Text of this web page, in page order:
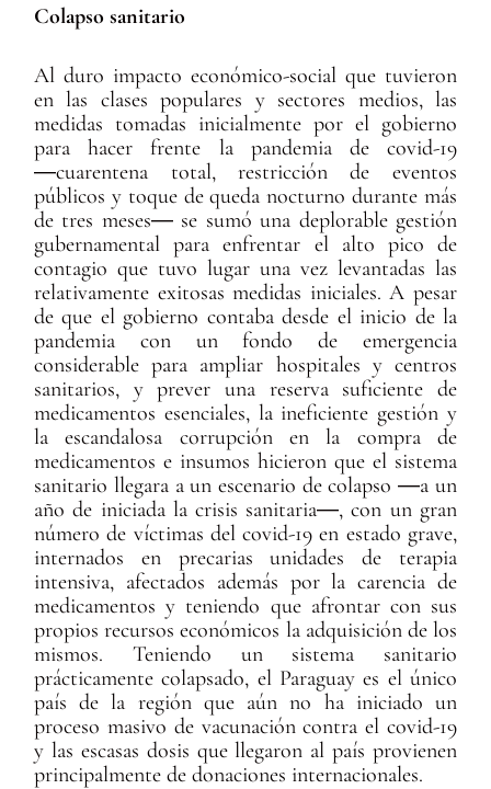
Colapso sanitario
Al duro impacto económico-social que tuvieron
en las clases populares y sectores medios, las
medidas tomadas inicialmente por el gobierno
para hacer frente la pandemia de covid-19
―cuarentena total, restricción de eventos
públicos y toque de queda nocturno durante más
de tres meses― se sumó una deplorable gestión
gubernamental para enfrentar el alto pico de
contagio que tuvo lugar una vez levantadas las
relativamente exitosas medidas iniciales. A pesar
de que el gobierno contaba desde el inicio de la
pandemia con un fondo de emergencia
considerable para ampliar hospitales y centros
sanitarios, y prever una reserva suficiente de
medicamentos esenciales, la ineficiente gestión y
la escandalosa corrupción en la compra de
medicamentos e insumos hicieron que el sistema
sanitario llegara a un escenario de colapso ―a un
año de iniciada la crisis sanitaria―, con un gran
número de víctimas del covid-19 en estado grave,
internados en precarias unidades de terapia
intensiva, afectados además por la carencia de
medicamentos y teniendo que afrontar con sus
propios recursos económicos la adquisición de los
mismos. Teniendo un sistema sanitario
prácticamente colapsado, el Paraguay es el único
país de la región que aún no ha iniciado un
proceso masivo de vacunación contra el covid-19
y las escasas dosis que llegaron al país provienen
principalmente de donaciones internacionales.